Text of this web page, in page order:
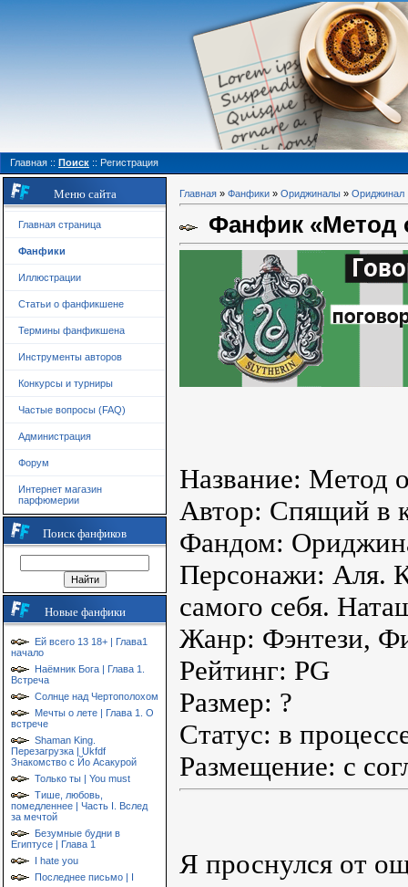
Главная :: Поиск :: Регистрация
Меню сайта
Главная страница
Фанфики
Иллюстрации
Статьи о фанфикшене
Термины фанфикшена
Инструменты авторов
Конкурсы и турниры
Частые вопросы (FAQ)
Администрация
Форум
Интернет магазин
парфюмерии
Поиск фанфиков
Новые фанфики
Ей всего 13 18+ | Глава1
начало
Наёмник Бога | Глава 1.
Встреча
Солнце над Чертополохом
Мечты о лете | Глава 1. О
встрече
Shaman King.
Перезагрузка | Ukfdf
Знакомство с Йо Асакурой
Только ты | You must
Тише, любовь,
помедленнее | Часть I. Вслед
за мечтой
Безумные будни в
Египтусе | Глава 1
I hate you
Последнее письмо | I
Главная » Фанфики » Ориджиналы » Ориджинал
Фанфик «Метод
Название: Метод
Автор: Спящий в
Фандом:
Персонажи: Аля.
самого себя.
Жанр: Фэнтези,
Рейтинг: PG
Размер: ?
Статус: в
Размещение: с
Я проснулся от